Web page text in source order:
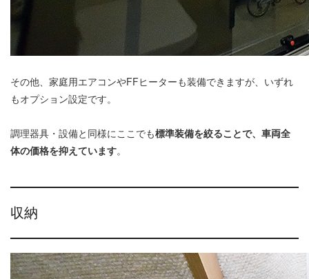
その他、家庭用エアコンやFFヒーターも装備できますが、いずれ
もオプション設定です。
調理器具・設備と同様にここでも標準装備を絞ることで、車両全
体の価格を抑えています。
収納